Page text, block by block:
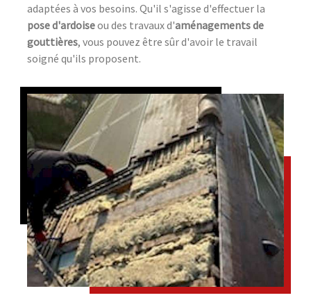
adaptées à vos besoins. Qu'il s'agisse d'effectuer la
pose d'ardoiseou des travaux d'aménagements de
gouttières, vous pouvez être sûr d'avoir le travail
soigné qu'ils proposent.